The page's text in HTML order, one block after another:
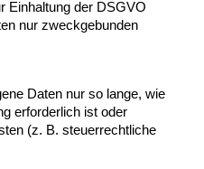
Einhaltung der DSGVO
nur zweckgebunden
Daten nur so lange, wie
erforderlich ist oder
(z. B. steuerrechtliche